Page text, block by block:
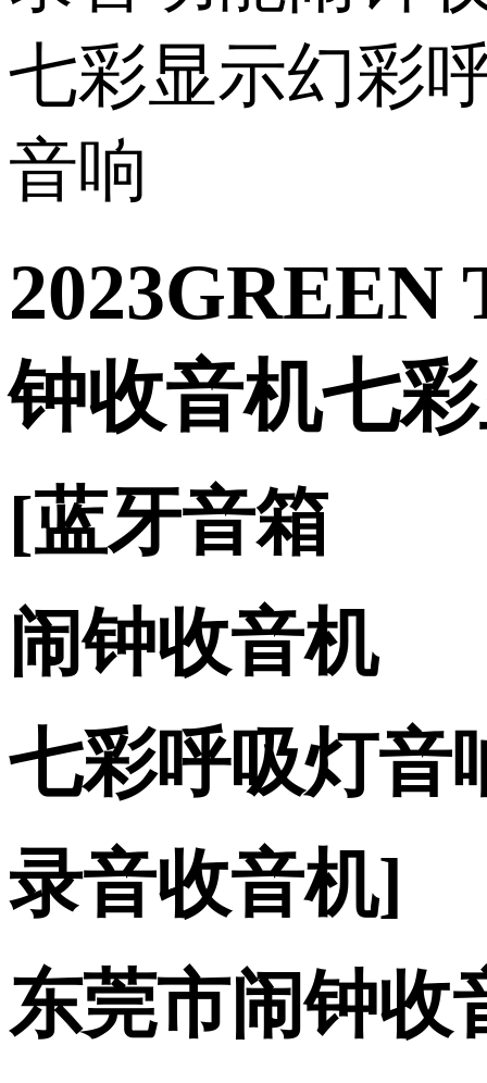
钟收音机七
[蓝牙音箱
闹钟收音机
七彩呼吸灯音
录音收音机]
东莞市闹钟收